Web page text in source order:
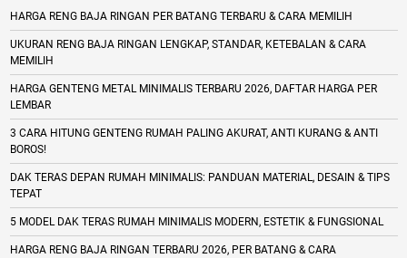
HARGA RENG BAJA RINGAN PER BATANG TERBARU & CARA MEMILIH
UKURAN RENG BAJA RINGAN LENGKAP, STANDAR, KETEBALAN & CARA
MEMILIH
HARGA GENTENG METAL MINIMALIS TERBARU 2026, DAFTAR HARGA PER
LEMBAR
3 CARA HITUNG GENTENG RUMAH PALING AKURAT, ANTI KURANG & ANTI
BOROS!
DAK TERAS DEPAN RUMAH MINIMALIS: PANDUAN MATERIAL, DESAIN & TIPS
TEPAT
5 MODEL DAK TERAS RUMAH MINIMALIS MODERN, ESTETIK & FUNGSIONAL
HARGA RENG BAJA RINGAN TERBARU 2026, PER BATANG & CARA